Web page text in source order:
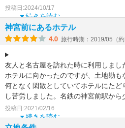
ナブルな値段では取れず、熱田神宮伝
歩数分のこ続きを読む
投稿日:2024/10/17
神宮前にあるホテル
4.0 旅行時期：2019/05（約
友人と名古屋を訪れた時に利用しまし
ホテルに向かったのですが、土地勘も
何となく閑散としていてホテルにたど
し苦労しました。名鉄の神宮前駅から
ったのでちょっと
続きを読む
投稿日:2021/02/16